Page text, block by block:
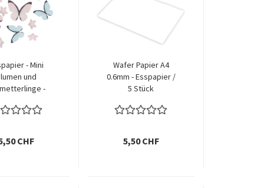
- Mini
und
-
CHF
Wafer Papier A4
0.6mm - Esspapier /
5 Stück
5,50 CHF